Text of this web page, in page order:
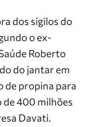
dos sigilos do
o ex-
Roberto
do jantar em
de propina para
400 milhões
Davati.